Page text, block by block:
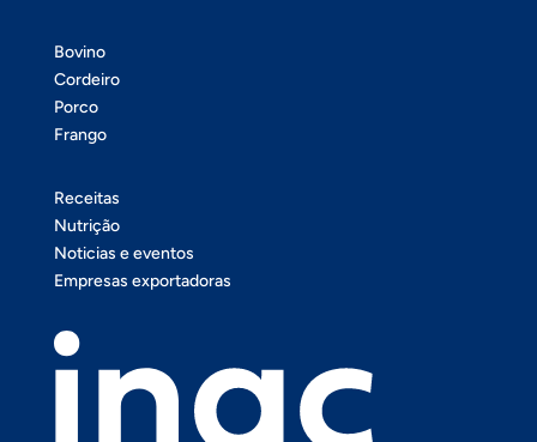
Bovino
Cordeiro
Porco
Frango
Receitas
Nutrição
Noticias e eventos
Empresas exportadoras